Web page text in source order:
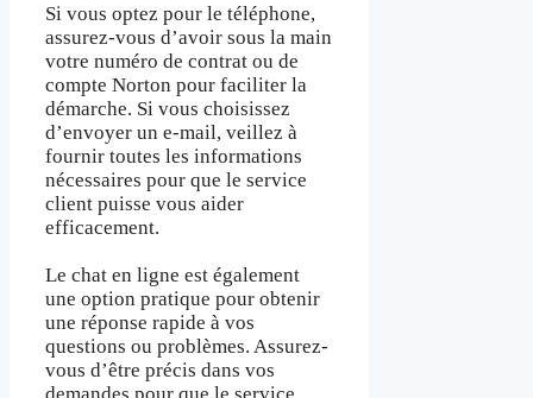
Si vous optez pour le téléphone,
assurez-vous d’avoir sous la main
votre numéro de contrat ou de
compte Norton pour faciliter la
démarche. Si vous choisissez
d’envoyer un e-mail, veillez à
fournir toutes les informations
nécessaires pour que le service
client puisse vous aider
efficacement.
Le chat en ligne est également
une option pratique pour obtenir
une réponse rapide à vos
questions ou problèmes. Assurez-
vous d’être précis dans vos